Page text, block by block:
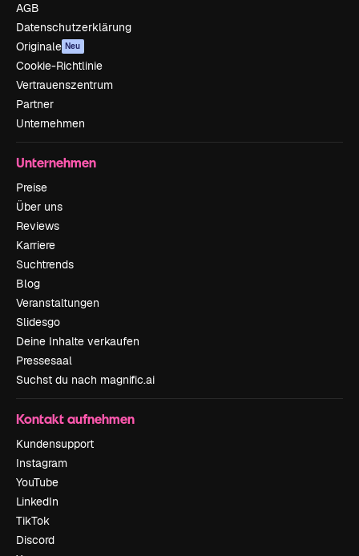
AGB
Datenschutzerklärung
Originale Neu
Cookie-Richtlinie
Vertrauenszentrum
Partner
Unternehmen
Unternehmen
Preise
Über uns
Reviews
Karriere
Suchtrends
Blog
Veranstaltungen
Slidesgo
Deine Inhalte verkaufen
Pressesaal
Suchst du nach magnific.ai
Kontakt aufnehmen
Kundensupport
Instagram
YouTube
LinkedIn
TikTok
Discord